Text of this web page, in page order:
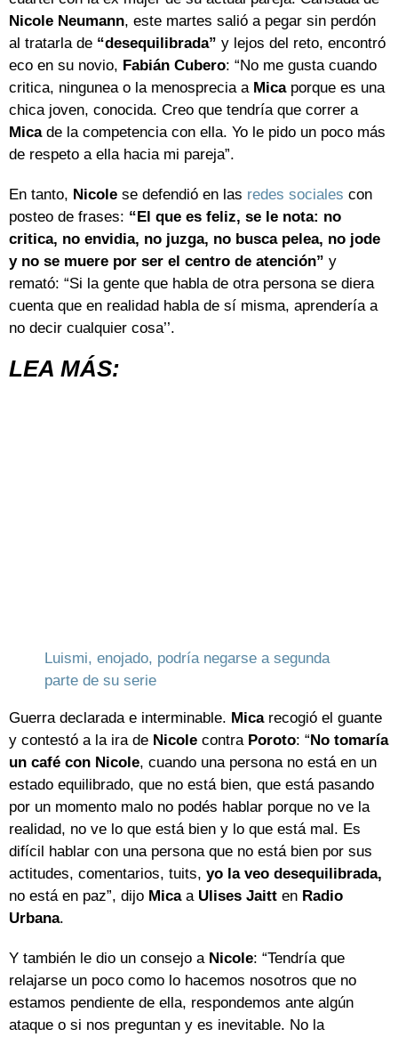
Nicole Neumann, este martes salió a pegar sin perdón
al tratarla de “desequilibrada” y lejos del reto, encontró
eco en su novio, Fabián Cubero: “No me gusta cuando
critica, ningunea o la menosprecia a Micaporque es una
chica joven, conocida. Creo que tendría que correr a
Micade la competencia con ella. Yo le pido un poco más
de respeto a ella hacia mi pareja”.
En tanto, Nicole se defendió en las redes sociales con
posteo de frases: “El que es feliz, se le nota: no
critica, no envidia, no juzga, no busca pelea, no jode
y no se muere por ser el centro de atención” y
remató: “Si la gente que habla de otra persona se diera
cuenta que en realidad habla de sí misma, aprendería a
no decir cualquier cosa’’.
LEA MÁS:
Luismi, enojado, podría negarse a segunda
parte de su serie
Guerra declarada e interminable. Micarecogió el guante
y contestó a la ira de Nicole contra Poroto: “No tomaría
un café con Nicole, cuando una persona no está en un
estado equilibrado, que no está bien, que está pasando
por un momento malo no podés hablar porque no ve la
realidad, no ve lo que está bien y lo que está mal. Es
difícil hablar con una persona que no está bien por sus
actitudes, comentarios, tuits, yo la veo desequilibrada,
no está en paz”, dijo Micaa Ulises Jaitt en Radio
Urbana.
Y también le dio un consejo a Nicole: “Tendría que
relajarse un poco como lo hacemos nosotros que no
estamos pendiente de ella, respondemos ante algún
ataque o si nos preguntan y es inevitable. No la